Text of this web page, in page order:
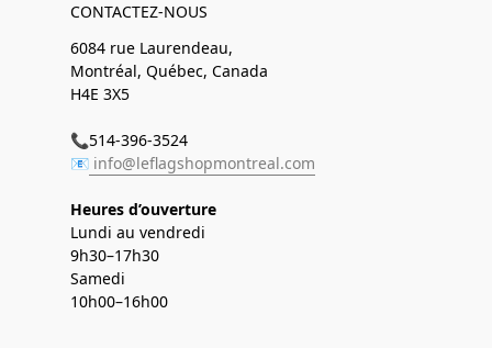
CONTACTEZ-NOUS
6084 rue Laurendeau,
Montréal, Québec, Canada
H4E 3X5
📞514-396-3524
📧 info@leflagshopmontreal.com
Heures d’ouverture
Lundi au vendredi
9h30–17h30
Samedi
10h00–16h00